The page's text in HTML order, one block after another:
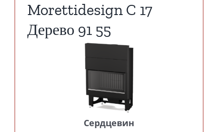
Morettidesign C 17
Дерево 91 55
Сердцевин